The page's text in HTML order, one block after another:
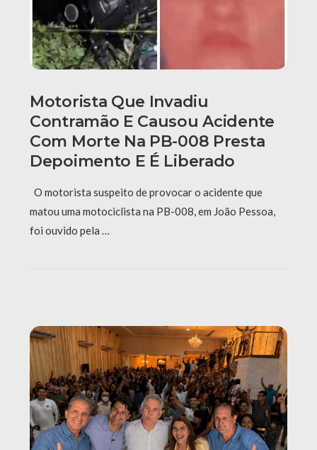
Motorista Que Invadiu
Contramão E Causou Acidente
Com Morte Na PB-008 Presta
Depoimento E É Liberado
O motorista suspeito de provocar o acidente que
matou uma motociclista na PB-008, em João Pessoa,
foi ouvido pela …